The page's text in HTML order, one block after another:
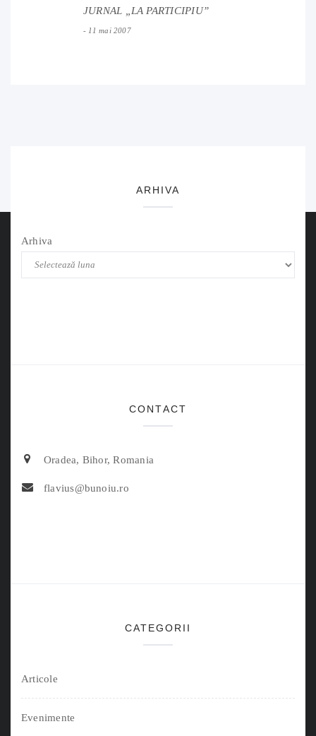
JURNAL „LA PARTICIPIU”
11 mai 2007
ARHIVA
Arhiva
CONTACT
Oradea, Bihor, Romania
flavius@bunoiu.ro
CATEGORII
Articole
Evenimente